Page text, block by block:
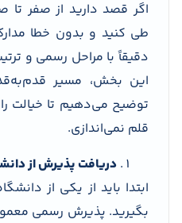
اگر قصد دارید از صفر تا
طی کنید و بدون خطا
دقیقاً با مراحل رسمی و
این بخش، مسیر
توضیح می‌دهیم تا خیالت
قلم نمی‌اندازی.
دریافت پذیرش از
ابتدا باید از یکی از
بگیرید. پذیرش رسمی